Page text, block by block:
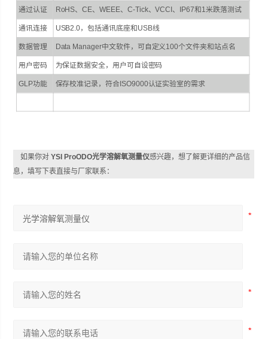
通过认证 RoHS、CE、WEEE、C-Tick、VCCI、IP67和1米跌落测试
通讯连接 USB2.0，包括通讯底座和USB线
数据管理 Data Manager中文软件，可自定义100个文件夹和站点名
用户密码 为保证数据安全，用户可自设密码
GLP功能 保存校准记录，符合ISO9000认证实验室的需求
如果你对YSI ProODO光学溶解氧测量仪感兴趣，想了解更详细的产品信
息，填写下表直接与厂家联系：